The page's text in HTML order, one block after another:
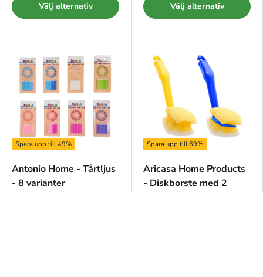
Välj alternativ Välj alternativ
Spara upp till 49%
Antonio Home - Tårtljus
- 8 varianter
Spara upp till 69%
Aricasa Home Products
- Diskborste med 2